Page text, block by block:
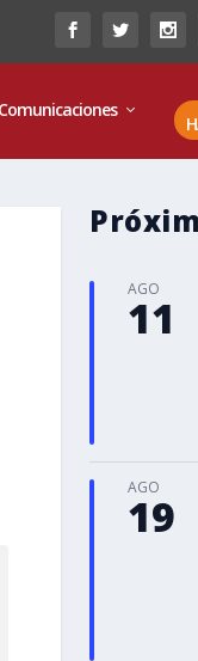
Comunicaciones
AGO
11
AGO
19